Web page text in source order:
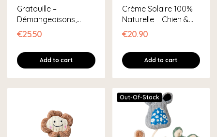
Gratouille –
Démangeaisons,
Allergies & Piqûres
€25.50
Add to cart
Crème Solaire 100%
Naturelle – Chien &
Chat
€20.90
Add to cart
Out-Of-Stock